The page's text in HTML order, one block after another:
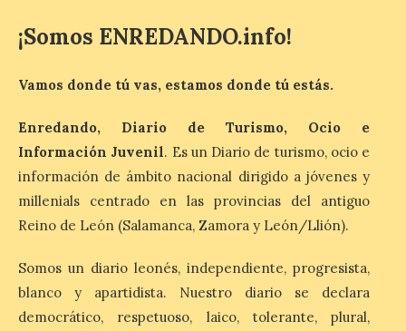
El dispositivo se refuerza
solar total del 12 de
agosto, que atravesará
que movilizará a varios millones de
personas para disfrutar de este
acontecimiento histórico. Algunas
comunidades autónomas ya han […]
Segovia presenta “Música
para un eclipse”, un
concierto único con
motivo del eclipse de sol
¡Somos ENREDANDO.info!
Vamos donde tú vas, estamos donde tú estás.
Enredando, Diario de Turismo, Ocio e
Información Juvenil. Es un Diario de turismo, ocio e
información de ámbito nacional dirigido a jóvenes y
millenials centrado en las provincias del antiguo
Reino de León (Salamanca, Zamora y León/Llión).
Somos un diario leonés, independiente, progresista,
blanco y apartidista. Nuestro diario se declara
democrático, respetuoso, laico, tolerante, plural,